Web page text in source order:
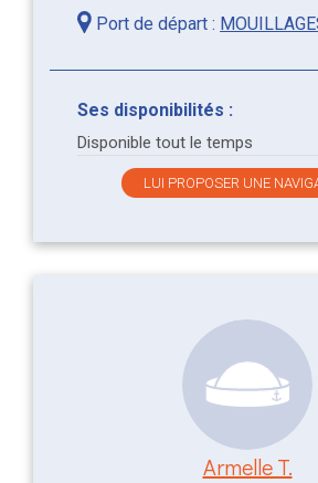
Port de départ :
Ses disponibilités :
Disponible tout le temps
LUI PROPOSER UNE
Armelle T.